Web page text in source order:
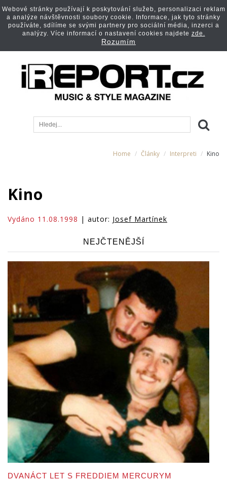
Home Články Interpreti Kino
Kino
Vydáno 11.08.1998 | autor: Josef Martínek
NEJČTENĚJŠÍ
DVANÁCT LET S FREDDIEM MERCURYM
Webové stránky používají k poskytování služeb, personalizaci reklam
a analýze návštěvnosti soubory cookie. Informace, jak tyto stránky
používáte, sdílíme se svými partnery pro sociální média, inzerci a
analýzy. Více informací o nastavení cookies najdete zde.
Rozumím